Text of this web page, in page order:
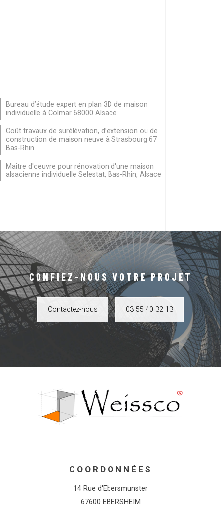
Bureau d’étude expert en plan 3D de maison
individuelle à Colmar 68000 Alsace
Coût travaux de surélévation, d’extension ou de
construction de maison neuve à Strasbourg 67
Bas-Rhin
Maître d'oeuvre pour rénovation d'une maison
alsacienne individuelle Selestat, Bas-Rhin, Alsace
CONFIEZ-NOUS VOTRE PROJET
Contactez-nous 03 55 40 32 13
COORDONNÉES
14 Rue d'Ebersmunster
67600 EBERSHEIM